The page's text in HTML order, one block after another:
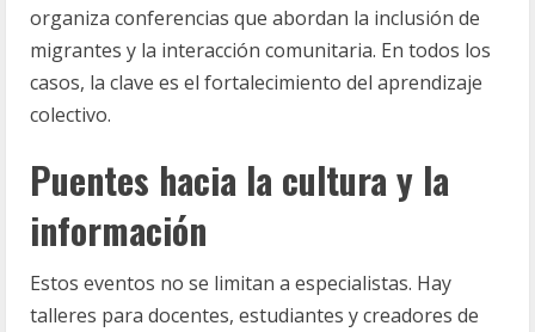
organiza conferencias que abordan la inclusión de
migrantes y la interacción comunitaria. En todos los
casos, la clave es el fortalecimiento del aprendizaje
colectivo.
Puentes hacia la cultura y la
información
Estos eventos no se limitan a especialistas. Hay
talleres para docentes, estudiantes y creadores de